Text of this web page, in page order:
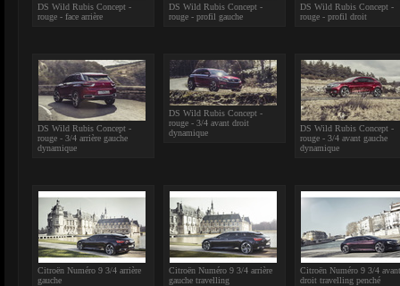
DS Wild Rubis Concept -
rouge - face arrière
DS Wild Rubis Concept -
rouge - profil gauche
DS Wild Rubis Concept -
rouge - profil droit
DS Wild Rubis Concept -
rouge - 3/4 arrière gauche
dynamique
DS Wild Rubis Concept -
rouge - 3/4 avant droit
dynamique
DS Wild Rubis Concept -
rouge - 3/4 avant gauche
dynamique
Citroën Numéro 9 3/4 arrière
gauche
Citroën Numéro 9 3/4 arrière
gauche travelling
Citroën Numéro 9 3/4 avant
droit travelling penché